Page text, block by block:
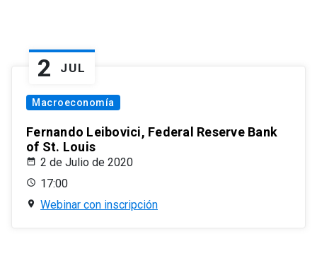
2 JUL
Macroeconomía
Fernando Leibovici, Federal Reserve Bank
of St. Louis
2 de Julio de 2020
17:00
Webinar con inscripción